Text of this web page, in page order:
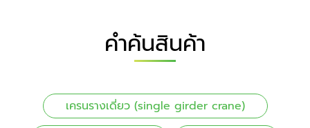
คำค้นสินค้า
เครนรางเดี่ยว (single girder crane)